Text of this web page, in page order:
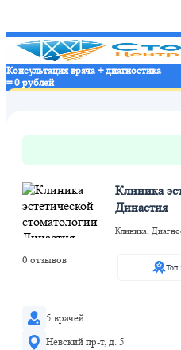
Консультация врача + диагностика
= 0 рублей
Клиника
Династия
Клиника,
0 отзывов
Топ
5 врачей
Невский пр-т, д. 5